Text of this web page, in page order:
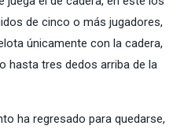
de cinco o más jugadores,
únicamente con la cadera,
hasta tres dedos arriba de la
ha regresado para quedarse,